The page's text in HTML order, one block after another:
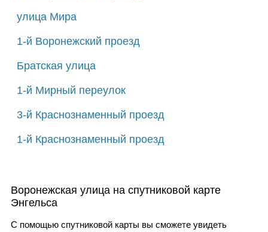
улица Мира
1-й Воронежский проезд
Братская улица
1-й Мирный переулок
3-й Краснознаменный проезд
1-й Краснознаменный проезд
Воронежская улица на спутниковой карте
Энгельса
С помощью спутниковой карты вы сможете увидеть